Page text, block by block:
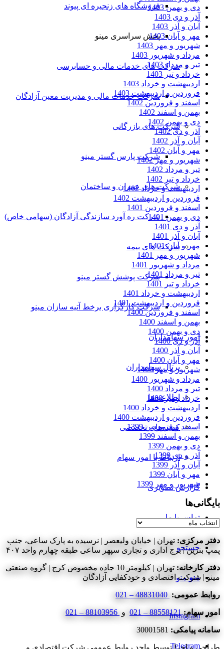
فروشگاه های زنجیره ای پیوند
پخش سراسری مینو
شرکت های خدمات مالی و حسابرسی
شرکت خدمات مالی و مدیریت معین آزادگان
شرکت های بازرگانی
شرکت پارس گستر مینو
شرکت های عمران و ساختمان
شرکت ره آورد سازندگی آزادگان (سهامی خاص)
شرکت های بیمه
شرکت پوشش گستر مینو
شرکت کارگزاری برخط آتیه سازان مینو
امور سهامداران
پرتال سهامداران
اطلاعیه‌ها
کمیته‌های تخصصی
ارتباط با امور سهام
گزارش تصویری
تماس با ما
جستجو
منو منو
Instagram
Telegram
دی و بهمن 1403
آذر و دی 1403
آبان و آذر 1403
مهر و آبان 1403
شهریور و مهر 1403
مرداد و شهریور 1403
تیر و مرداد 1403
خرداد و تیر 1403
اردیبهشت و خرداد 1403
فروردین و اردیبهشت 1403
اسفند و فروردین 1402
بهمن و اسفند 1402
دی و بهمن 1402
آذر و دی 1402
آبان و آذر 1402
مهر و آبان 1402
شهریور و مهر 1402
تیر و مرداد 1402
خرداد و تیر 1402
اردیبهشت و خرداد 1402
فروردین و اردیبهشت 1402
اسفند و فروردین 1401
دی و بهمن 1401
آذر و دی 1401
آبان و آذر 1401
مهر و آبان 1401
شهریور و مهر 1401
مرداد و شهریور 1401
تیر و مرداد 1401
خرداد و تیر 1401
اردیبهشت و خرداد 1401
فروردین و اردیبهشت 1401
اسفند و فروردین 1400
بهمن و اسفند 1400
دی و بهمن 1400
آذر و دی 1400
آبان و آذر 1400
مهر و آبان 1400
شهریور و مهر 1400
مرداد و شهریور 1400
تیر و مرداد 1400
خرداد و تیر 1400
اردیبهشت و خرداد 1400
فروردین و اردیبهشت 1400
اسفند و فروردین 1399
بهمن و اسفند 1399
دی و بهمن 1399
آذر و دی 1399
آبان و آذر 1399
مهر و آبان 1399
شهریور و مهر 1399
بایگانی‌ها
بایگانی‌ها
دفتر مرکزی: تهران | خیابان ولیعصر | نرسیده به پارک ساعی، جنب
پمپ بنزین | برج اداری و تجاری سپهر ساعی طبقه چهارم واحد ۴۰۷
دفتر کارخانه:
تهران | کیلومتر 10 جاده مخصوص کرج | گروه صنعتی
مینو | شرکت اقتصادی و خودکفایی آزادگان
روابط عمومی:
امور سهام: 88558121 – 021 و
سامانه پیامکی:
طراحی و اجرا توسط واحد روابط عمومی شرکت اقتصادی و